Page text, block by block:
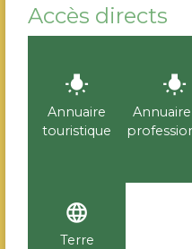
Accès directs
wb_incandescent
Annuaire
touristique
wb_incandescent
language
Terre